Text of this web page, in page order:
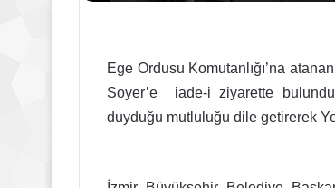
Ege Ordusu Komutanlığı’na
Soyer’e iade-i ziyarette
duyduğu mutluluğu dile getirerek